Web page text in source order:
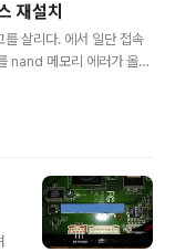
재설치
살리다. 에서 일단 접속
nand 메모리 에러가 올라
든다. $ wget http://proj
install_uboot_mtd0.sh